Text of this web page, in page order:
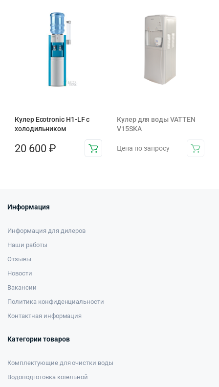
Кулер Ecotronic H1-LF с
холодильником
20 600 ₽
Кулер для воды VATTEN
V15SKA
Цена по запросу
Информация
Информация для дилеров
Наши работы
Отзывы
Новости
Вакансии
Политика конфиденциальности
Контактная информация
Категории товаров
Комплектующие для очистки воды
Водоподготовка котельной